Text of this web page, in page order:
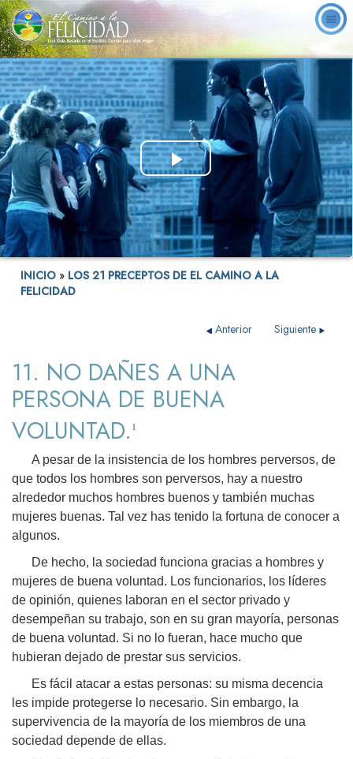
Play
Video
INICIO » LOS 21 PRECEPTOS DE EL CAMINO A LA
FELICIDAD
Siguiente
Anterior
11. NO DAÑES A UNA
PERSONA DE BUENA
VOLUNTAD. 1
A pesar de la insistencia de los hombres perversos, de
que todos los hombres son perversos, hay a nuestro
alrededor muchos hombres buenos y también muchas
mujeres buenas. Tal vez has tenido la fortuna de conocer a
algunos.
De hecho, la sociedad funciona gracias a hombres y
mujeres de buena voluntad. Los funcionarios, los líderes
de opinión, quienes laboran en el sector privado y
desempeñan su trabajo, son en su gran mayoría, personas
de buena voluntad. Si no lo fueran, hace mucho que
hubieran dejado de prestar sus servicios.
Es fácil atacar a estas personas: su misma decencia
les impide protegerse lo necesario. Sin embargo, la
supervivencia de la mayoría de los miembros de una
sociedad depende de ellas.